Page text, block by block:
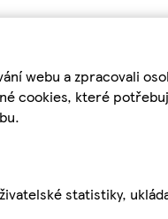
webu a zpracovali
cookies, které
statistiky,